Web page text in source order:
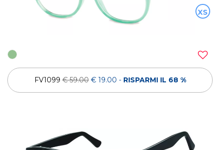
XS
FV1099€ 59.00 € 19.00 - RISPARMI IL 68 %